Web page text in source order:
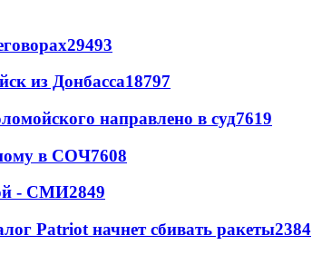
29493
из Донбасса18797
направлено в суд7619
в СОЧ7608
- СМИ2849
Patriot начнет сбивать ракеты2384